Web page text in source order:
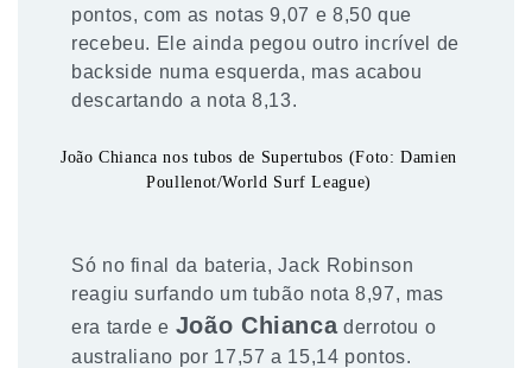
pontos, com as notas 9,07 e 8,50 que
recebeu. Ele ainda pegou outro incrível de
backside numa esquerda, mas acabou
descartando a nota 8,13.
João Chianca nos tubos de Supertubos (Foto: Damien
Poullenot/World Surf League)
Só no final da bateria, Jack Robinson
reagiu surfando um tubão nota 8,97, mas
era tarde e João Chiancaderrotou o
australiano por 17,57 a 15,14 pontos.